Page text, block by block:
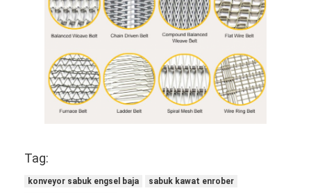
Tag:
konveyor sabuk engsel baja
sabuk kawat enrober